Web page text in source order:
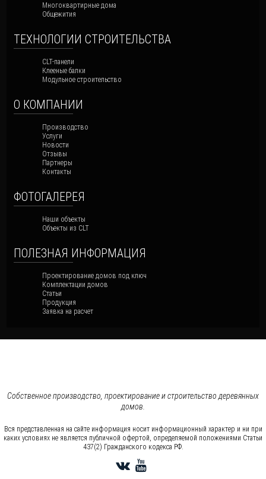
Многоквартирные дома
Общежития
ТЕХНОЛОГИИ СТРОИТЕЛЬСТВА
CLT-панели
Клееные балки
Модульное строительство
О КОМПАНИИ
Производство
Услуги
Новости
Отзывы
Партнеры
Контакты
ФОТОГАЛЕРЕЯ
Наши объекты
Объекты из CLT
ПОЛЕЗНАЯ ИНФОРМАЦИЯ
Проектирование домов под ключ
Комплектации домов
Статьи
Продукция
Заявка на расчет
Собственное производство, проектирование и строительство деревянных
домов.
Вся представленная на сайте информация носит информационный характер и ни при
каких условиях не является публичной офертой, определяемой положениями Статьи
437(2) Гражданского кодекса РФ.